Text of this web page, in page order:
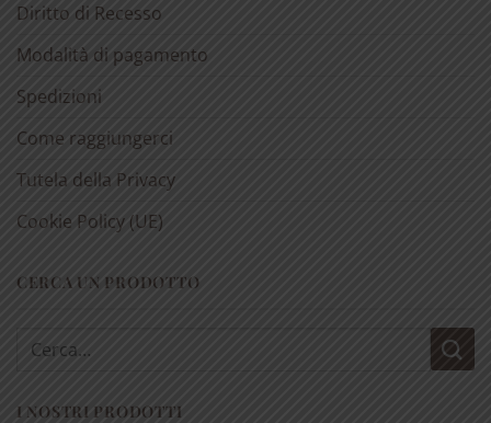
Diritto di Recesso
Modalità di pagamento
Spedizioni
Come raggiungerci
Tutela della Privacy
Cookie Policy (UE)
CERCA UN PRODOTTO
Cerca:
I NOSTRI PRODOTTI